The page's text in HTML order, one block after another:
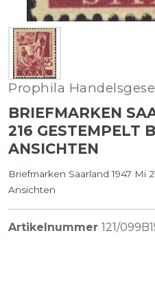
Prophila
BRIEFMARKEN
216 GESTEMPELT
ANSICHTEN
Briefmarken Saarland 1947 Mi
Ansichten
Artikelnummer 121/